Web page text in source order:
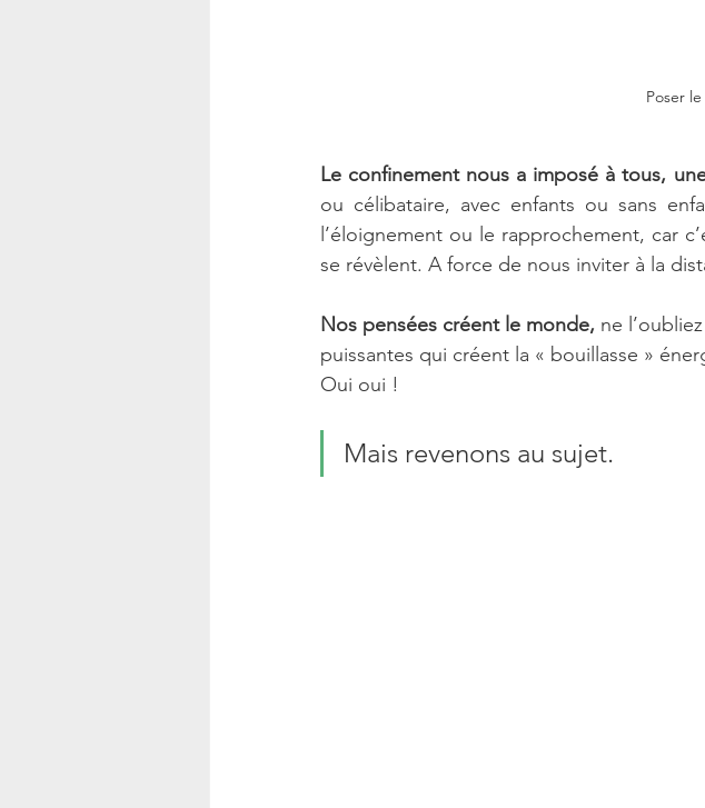
Poser
Le confinement nous a imposé à tous,
ou célibataire, avec enfants ou sans
l’éloignement ou le rapprochement, car
se révèlent. A force de nous inviter à la
Nos pensées créent le monde, ne
puissantes qui créent la « bouillasse »
Oui oui !
Mais revenons au sujet.